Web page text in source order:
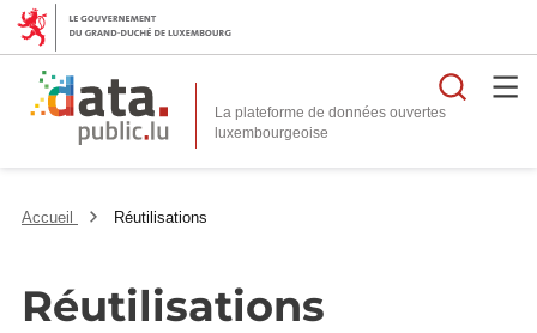
La plateforme de données ouvertes
Accueil Réutilisations
Réutilisations